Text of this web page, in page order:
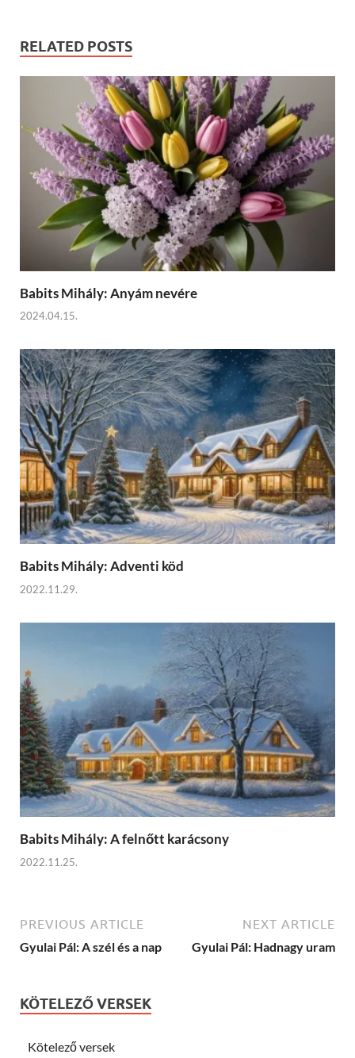
RELATED POSTS
Babits Mihály: Anyám nevére
2024.04.15.
Babits Mihály: Adventi köd
2022.11.29.
Babits Mihály: A felnőtt karácsony
2022.11.25.
PREVIOUS ARTICLE
Gyulai Pál: A szél és a nap
NEXT ARTICLE
Gyulai Pál: Hadnagy uram
KÖTELEZŐ VERSEK
Kötelező versek